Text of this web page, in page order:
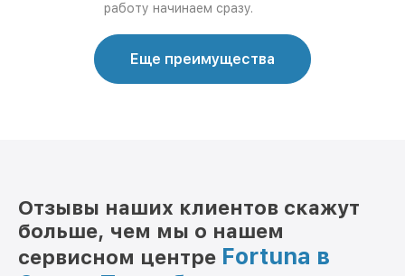
работу начинаем сразу.
Еще преимущества
Отзывы наших клиентов скажут
больше, чем мы о нашем
сервисном центре Fortuna в